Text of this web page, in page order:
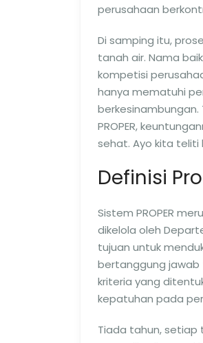
perusahaan
Di samping itu,
tanah air. Nama
kompetisi
hanya mematuhi
PROPER,
sehat. Ayo kita
Definisi
Sistem PROPER
dikelola oleh
tujuan untuk
bertanggung jawab
kriteria yang
kepatuhan pada
Tiada tahun, setiap